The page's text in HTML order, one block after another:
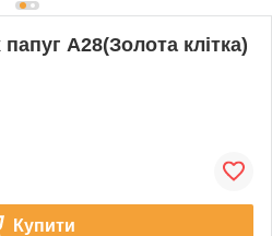
A28(Золота клітка)
Купити